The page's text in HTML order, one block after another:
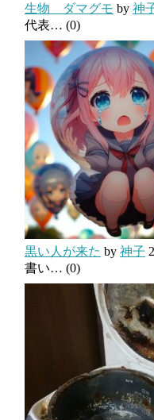
生物 ダマグモ by 神
代表… (0)
黒い人が来た by 神子
書い… (0)